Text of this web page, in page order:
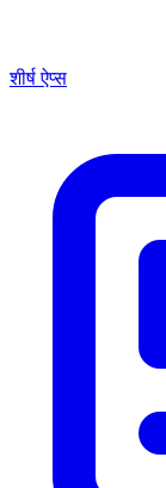
शीर्ष ऐप्स